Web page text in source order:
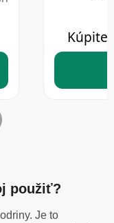
použiť?
Je to